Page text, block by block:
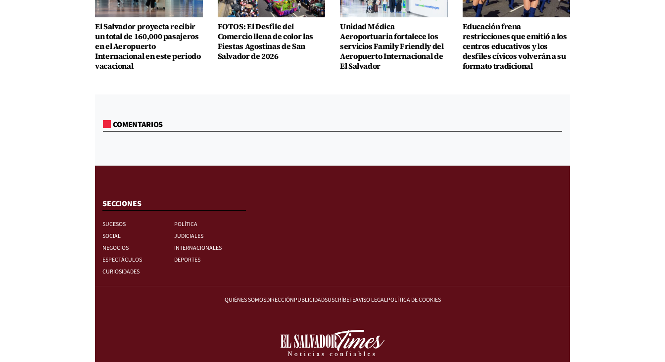
El Salvador proyecta recibir
un total de 160,000 pasajeros
en el Aeropuerto
Internacional en este periodo
vacacional
FOTOS: El Desfile del
Comercio llena de color las
Fiestas Agostinas de San
Salvador de 2026
Unidad Médica
Aeroportuaria fortalece los
servicios Family Friendly del
Aeropuerto Internacional de
El Salvador
Educación frena
restricciones que emitió a los
centros educativos y los
desfiles cívicos volverán a su
formato tradicional
COMENTARIOS
SECCIONES
SUCESOS
POLÍTICA
SOCIAL
JUDICIALES
NEGOCIOS
INTERNACIONALES
ESPECTÁCULOS
DEPORTES
CURIOSIDADES
QUIÉNES SOMOSDIRECCIÓNPUBLICIDADSUSCRÍBETEAVISO LEGALPOLÍTICA DE COOKIES